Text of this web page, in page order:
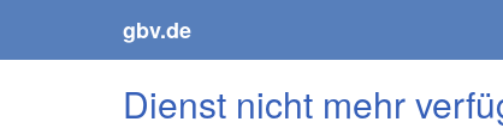
gbv.de
Dienst nicht mehr